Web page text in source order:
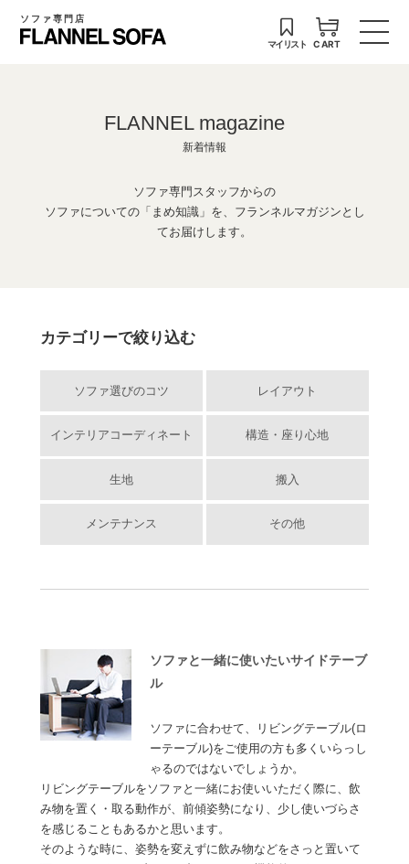
ソファ専門店
マイリスト CART
FLANNEL magazine
新着情報
ソファ専門スタッフからの
ソファについての「まめ知識」を、フランネルマガジンとし
てお届けします。
カテゴリーで絞り込む
ソファ選びのコツ レイアウト
インテリアコーディネート 構造・座り心地
生地 搬入
メンテナンス その他
ソファと一緒に使いたいサイドテーブ
ル
ソファに合わせて、リビングテーブル(ロ
ーテーブル)をご使用の方も多くいらっし
ゃるのではないでしょうか。
リビングテーブルをソファと一緒にお使いいただく際に、飲
み物を置く・取る動作が、前傾姿勢になり、少し使いづらさ
を感じることもあるかと思います。
そのような時に、姿勢を変えずに飲み物などをさっと置いて